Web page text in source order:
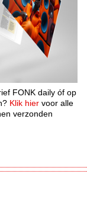
FONK daily óf op
Klik hier voor alle
verzonden